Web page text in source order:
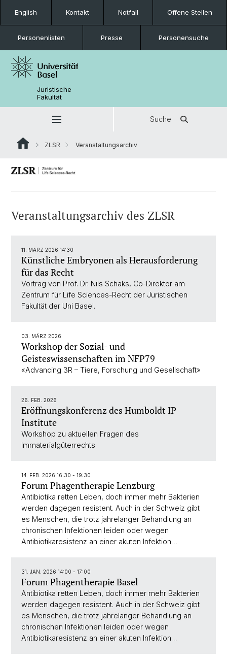
English Kontakt Notfall Offene Stellen
Personenlisten Presse Personensuche
Juristische
Fakultät
Suche
ZLSR Veranstaltungsarchiv
Veranstaltungsarchiv des ZLSR
11. MÄRZ 2026 14:30
Künstliche Embryonen als Herausforderung
für das Recht
Vortrag von Prof. Dr. Nils Schaks, Co-Direktor am
Zentrum für Life Sciences-Recht der Juristischen
Fakultät der Uni Basel.
03. MÄRZ 2026
Workshop der Sozial- und
Geisteswissenschaften im NFP79
«Advancing 3R – Tiere, Forschung und Gesellschaft»
26. FEB. 2026
Eröffnungskonferenz des Humboldt IP
Institute
Workshop zu aktuellen Fragen des
Immaterialgüterrechts
14. FEB. 2026 16:30 - 19:30
Forum Phagentherapie Lenzburg
Antibiotika retten Leben, doch immer mehr Bakterien
werden dagegen resistent. Auch in der Schweiz gibt
es Menschen, die trotz jahrelanger Behandlung an
chronischen Infektionen leiden oder wegen
Antibiotikaresistenz an einer akuten Infektion…
31. JAN. 2026 14:00 - 17:00
Forum Phagentherapie Basel
Antibiotika retten Leben, doch immer mehr Bakterien
werden dagegen resistent. Auch in der Schweiz gibt
es Menschen, die trotz jahrelanger Behandlung an
chronischen Infektionen leiden oder wegen
Antibiotikaresistenz an einer akuten Infektion…